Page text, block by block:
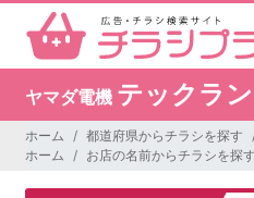
ヤマダ電機 テックラ
ホーム 都道府県からチラシを探す
ホーム
お店の名前からチラシを探す